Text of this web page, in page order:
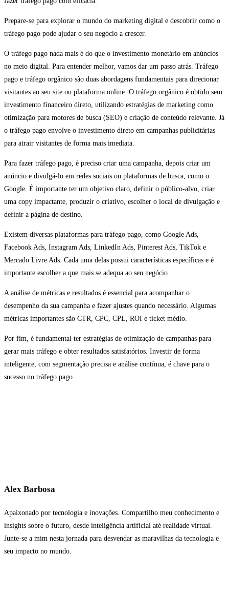
Prepare-se para explorar o mundo do marketing digital e descobrir como o
tráfego pago pode ajudar o seu negócio a crescer.
O tráfego pago nada mais é do que o investimento monetário em anúncios
no meio digital. Para entender melhor, vamos dar um passo atrás. Tráfego
pago e tráfego orgânico são duas abordagens fundamentais para direcionar
visitantes ao seu site ou plataforma online. O tráfego orgânico é obtido sem
investimento financeiro direto, utilizando estratégias de marketing como
otimização para motores de busca (SEO) e criação de conteúdo relevante. Já
o tráfego pago envolve o investimento direto em campanhas publicitárias
para atrair visitantes de forma mais imediata.
Para fazer tráfego pago, é preciso criar uma campanha, depois criar um
anúncio e divulgá-lo em redes sociais ou plataformas de busca, como o
Google. É importante ter um objetivo claro, definir o público-alvo, criar
uma copy impactante, produzir o criativo, escolher o local de divulgação e
definir a página de destino.
Existem diversas plataformas para tráfego pago, como Google Ads,
Facebook Ads, Instagram Ads, LinkedIn Ads, Pinterest Ads, TikTok e
Mercado Livre Ads. Cada uma delas possui características específicas e é
importante escolher a que mais se adequa ao seu negócio.
A análise de métricas e resultados é essencial para acompanhar o
desempenho da sua campanha e fazer ajustes quando necessário. Algumas
métricas importantes são CTR, CPC, CPL, ROI e ticket médio.
Por fim, é fundamental ter estratégias de otimização de campanhas para
gerar mais tráfego e obter resultados satisfatórios. Investir de forma
inteligente, com segmentação precisa e análise contínua, é chave para o
sucesso no tráfego pago.
Alex Barbosa
Apaixonado por tecnologia e inovações. Compartilho meu conhecimento e
insights sobre o futuro, desde inteligência artificial até realidade virtual.
Junte-se a mim nesta jornada para desvendar as maravilhas da tecnologia e
seu impacto no mundo.